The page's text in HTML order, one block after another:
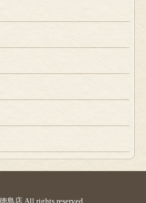
島店 All rights reserved.